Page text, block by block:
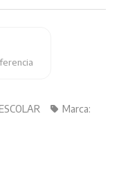
Marca: